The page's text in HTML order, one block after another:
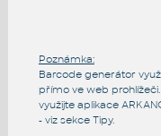
Poznámka:
Barcode generátor
přímo ve web
využijte aplikace
- viz sekce Tipy.